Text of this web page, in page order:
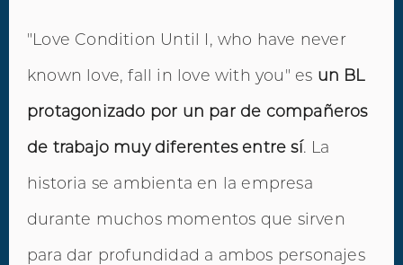
"Love Condition Until I, who have never
known love, fall in love with you" es un BL
protagonizado por un par de compañeros
de trabajo muy diferentes entre sí. La
historia se ambienta en la empresa
durante muchos momentos que sirven
para dar profundidad a ambos personajes